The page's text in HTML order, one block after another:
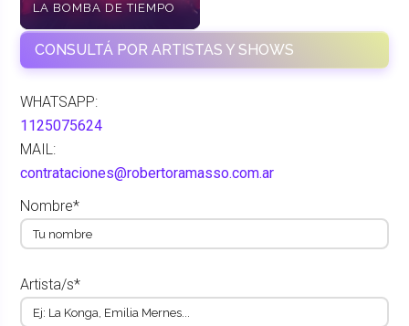
LA BOMBA DE TIEMPO
CONSULTÁ POR ARTISTAS Y SHOWS
WHATSAPP:
1125075624
MAIL:
contrataciones@robertoramasso.com.ar
Nombre*
Artista/s*